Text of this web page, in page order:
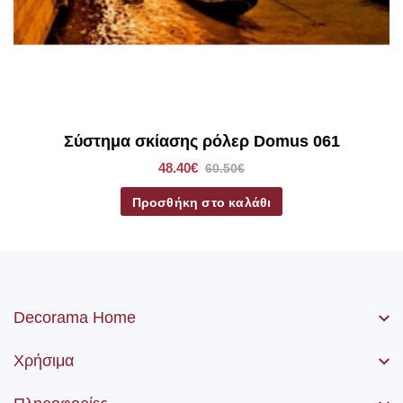
Σύστημα σκίασης ρόλερ Domus 061
48.40€ 60.50€
Προσθήκη στο καλάθι
Decorama Home
Χρήσιμα